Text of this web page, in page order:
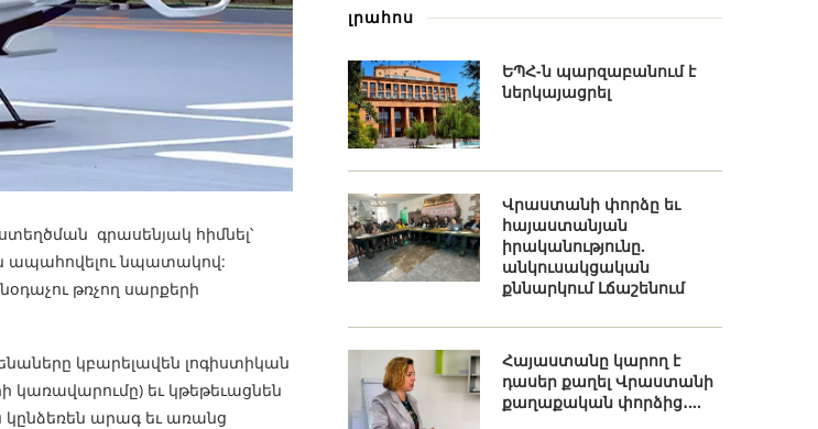
գրասենյակ հիմնել՝
ապահովելու նպատակով:
թռչող սարքերի
կբարելավեն լոգիստիկան
կառավարումը) եւ կթեթեւացնեն
կընձեռեն արագ եւ առանց
լրահոս
ԵՊՀ-ն պարզաբանում է
ներկայացրել
Վրաստանի փորձը եւ
հայաստանյան
իրականությունը.
անկուսակցական
քննարկում Լճաշենում
Հայաստանը կարող է
դասեր քաղել Վրաստանի
քաղաքական փորձից․...